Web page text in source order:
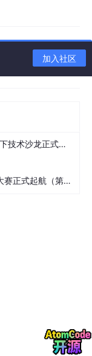
加入社区
龙正式开启报名！
式起航（第二季）